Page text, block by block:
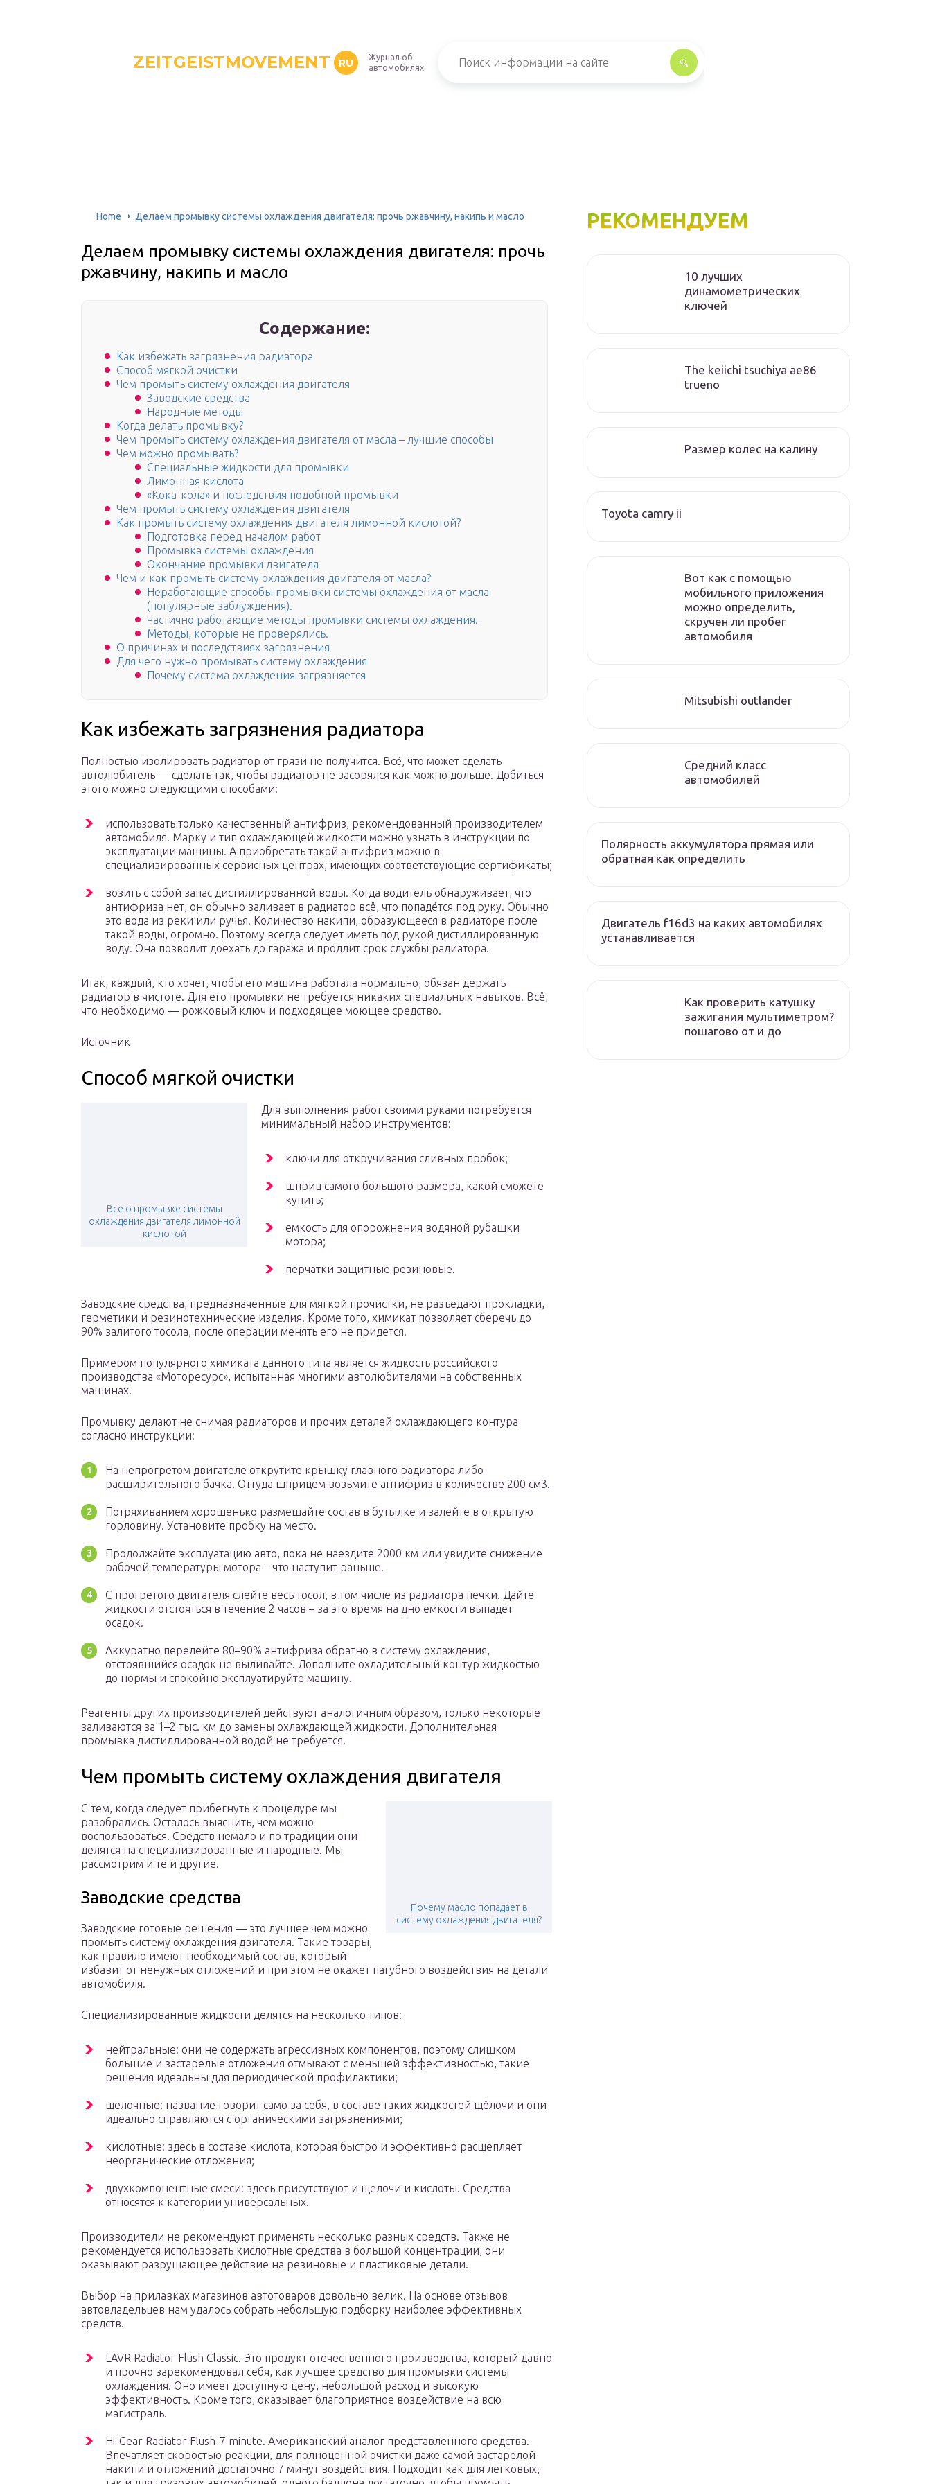
ZEITGEISTMOVEMENT RU
Журнал об
автомобилях
Home Делаем промывку системы охлаждения двигателя: прочь ржавчину, накипь и масло
Делаем промывку системы охлаждения двигателя: прочь
ржавчину, накипь и масло
Содержание:
Как избежать загрязнения радиатора
Способ мягкой очистки
Чем промыть систему охлаждения двигателя
Заводские средства
Народные методы
Когда делать промывку?
Чем промыть систему охлаждения двигателя от масла – лучшие способы
Чем можно промывать?
Специальные жидкости для промывки
Лимонная кислота
«Кока-кола» и последствия подобной промывки
Чем промыть систему охлаждения двигателя
Как промыть систему охлаждения двигателя лимонной кислотой?
Подготовка перед началом работ
Промывка системы охлаждения
Окончание промывки двигателя
Чем и как промыть систему охлаждения двигателя от масла?
Неработающие способы промывки системы охлаждения от масла
(популярные заблуждения).
Частично работающие методы промывки системы охлаждения.
Методы, которые не проверялись.
О причинах и последствиях загрязнения
Для чего нужно промывать систему охлаждения
Почему система охлаждения загрязняется
Как избежать загрязнения радиатора
Полностью изолировать радиатор от грязи не получится. Всё, что может сделать
автолюбитель — сделать так, чтобы радиатор не засорялся как можно дольше. Добиться
этого можно следующими способами:
использовать только качественный антифриз, рекомендованный производителем
автомобиля. Марку и тип охлаждающей жидкости можно узнать в инструкции по
эксплуатации машины. А приобретать такой антифриз можно в
специализированных сервисных центрах, имеющих соответствующие сертификаты;
возить с собой запас дистиллированной воды. Когда водитель обнаруживает, что
антифриза нет, он обычно заливает в радиатор всё, что попадётся под руку. Обычно
это вода из реки или ручья. Количество накипи, образующееся в радиаторе после
такой воды, огромно. Поэтому всегда следует иметь под рукой дистиллированную
воду. Она позволит доехать до гаража и продлит срок службы радиатора.
Итак, каждый, кто хочет, чтобы его машина работала нормально, обязан держать
радиатор в чистоте. Для его промывки не требуется никаких специальных навыков. Всё,
что необходимо — рожковый ключ и подходящее моющее средство.
Источник
Способ мягкой очистки
Все о промывке системы
охлаждения двигателя лимонной
кислотой
Для выполнения работ своими руками потребуется
минимальный набор инструментов:
ключи для откручивания сливных пробок;
шприц самого большого размера, какой сможете
купить;
емкость для опорожнения водяной рубашки
мотора;
перчатки защитные резиновые.
Заводские средства, предназначенные для мягкой прочистки, не разъедают прокладки,
герметики и резинотехнические изделия. Кроме того, химикат позволяет сберечь до
90% залитого тосола, после операции менять его не придется.
Примером популярного химиката данного типа является жидкость российского
производства «Моторесурс», испытанная многими автолюбителями на собственных
машинах.
Промывку делают не снимая радиаторов и прочих деталей охлаждающего контура
согласно инструкции:
На непрогретом двигателе открутите крышку главного радиатора либо
расширительного бачка. Оттуда шприцем возьмите антифриз в количестве 200 см3.
Потряхиванием хорошенько размешайте состав в бутылке и залейте в открытую
горловину. Установите пробку на место.
Продолжайте эксплуатацию авто, пока не наездите 2000 км или увидите снижение
рабочей температуры мотора – что наступит раньше.
С прогретого двигателя слейте весь тосол, в том числе из радиатора печки. Дайте
жидкости отстояться в течение 2 часов – за это время на дно емкости выпадет
осадок.
Аккуратно перелейте 80–90% антифриза обратно в систему охлаждения,
отстоявшийся осадок не выливайте. Дополните охладительный контур жидкостью
до нормы и спокойно эксплуатируйте машину.
Реагенты других производителей действуют аналогичным образом, только некоторые
заливаются за 1–2 тыс. км до замены охлаждающей жидкости. Дополнительная
промывка дистиллированной водой не требуется.
Чем промыть систему охлаждения двигателя
Почему масло попадает в
систему охлаждения двигателя?
С тем, когда следует прибегнуть к процедуре мы
разобрались. Осталось выяснить, чем можно
воспользоваться. Средств немало и по традиции они
делятся на специализированные и народные. Мы
рассмотрим и те и другие.
Заводские средства
Заводские готовые решения — это лучшее чем можно
промыть систему охлаждения двигателя. Такие товары,
как правило имеют необходимый состав, который
избавит от ненужных отложений и при этом не окажет пагубного воздействия на детали
автомобиля.
Специализированные жидкости делятся на несколько типов:
нейтральные: они не содержать агрессивных компонентов, поэтому слишком
большие и застарелые отложения отмывают с меньшей эффективностью, такие
решения идеальны для периодической профилактики;
щелочные: название говорит само за себя, в составе таких жидкостей щёлочи и они
идеально справляются с органическими загрязнениями;
кислотные: здесь в составе кислота, которая быстро и эффективно расщепляет
неорганические отложения;
двухкомпонентные смеси: здесь присутствуют и щелочи и кислоты. Средства
относятся к категории универсальных.
Производители не рекомендуют применять несколько разных средств. Также не
рекомендуется использовать кислотные средства в большой концентрации, они
оказывают разрушающее действие на резиновые и пластиковые детали.
Выбор на прилавках магазинов автотоваров довольно велик. На основе отзывов
автовладельцев нам удалось собрать небольшую подборку наиболее эффективных
средств.
LAVR Radiator Flush Classic. Это продукт отечественного производства, который давно
и прочно зарекомендовал себя, как лучшее средство для промывки системы
охлаждения. Оно имеет доступную цену, небольшой расход и высокую
эффективность. Кроме того, оказывает благоприятное воздействие на всю
магистраль.
Hi-Gear Radiator Flush-7 minute. Американский аналог представленного средства.
Впечатляет скоростью реакции, для полноценной очистки даже самой застарелой
накипи и отложений достаточно 7 минут воздействия. Подходит как для легковых,
РЕКОМЕНДУЕМ
10 лучших
динамометрических
ключей
The keiichi tsuchiya ae86
trueno
Размер колес на калину
Toyota camry ii
Вот как с помощью
мобильного приложения
можно определить,
скручен ли пробег
автомобиля
Mitsubishi outlander
Средний класс
автомобилей
Полярность аккумулятора прямая или
обратная как определить
Двигатель f16d3 на каких автомобилях
устанавливается
Как проверить катушку
зажигания мультиметром?
пошагово от и до